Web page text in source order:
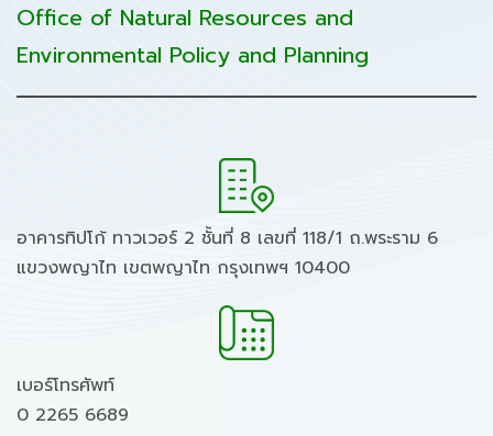
Office of Natural Resources and
Environmental Policy and Planning
อาคารทิปโก้ ทาวเวอร์ 2 ชั้นที่ 8 เลขที่ 118/1 ถ.พระราม 6
แขวงพญาไท เขตพญาไท กรุงเทพฯ 10400
เบอร์โทรศัพท์
0 2265 6689